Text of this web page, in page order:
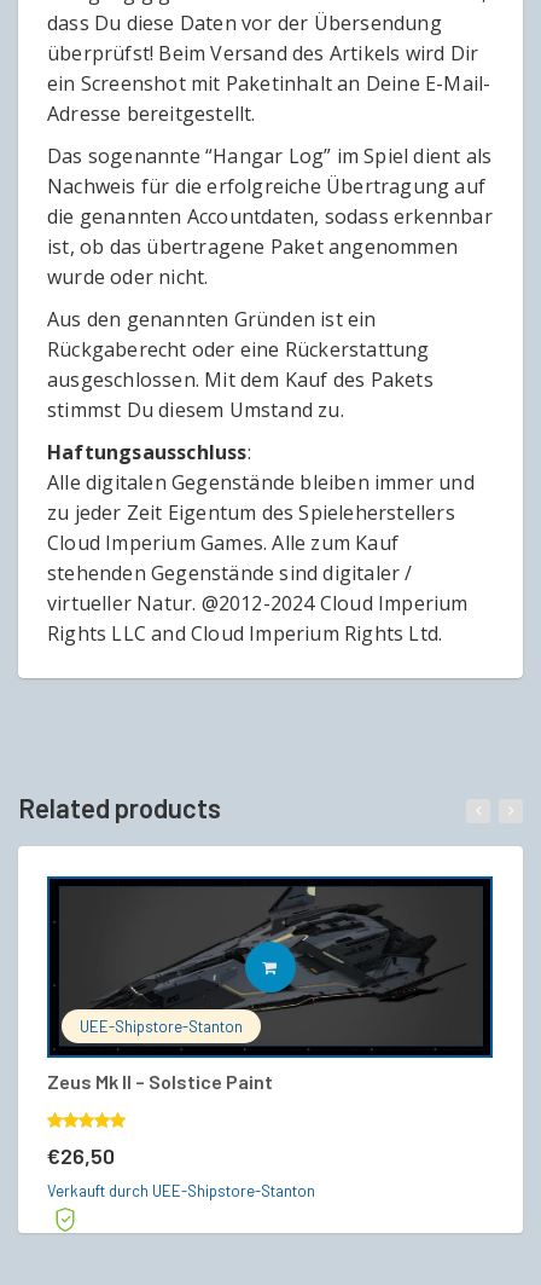
dass Du diese Daten vor der Übersendung
überprüfst! Beim Versand des Artikels wird Dir
ein Screenshot mit Paketinhalt an Deine E-Mail-
Adresse bereitgestellt.
Das sogenannte “Hangar Log” im Spiel dient als
Nachweis für die erfolgreiche Übertragung auf
die genannten Accountdaten, sodass erkennbar
ist, ob das übertragene Paket angenommen
wurde oder nicht.
Aus den genannten Gründen ist ein
Rückgaberecht oder eine Rückerstattung
ausgeschlossen. Mit dem Kauf des Pakets
stimmst Du diesem Umstand zu.
Haftungsausschluss:
Alle digitalen Gegenstände bleiben immer und
zu jeder Zeit Eigentum des Spieleherstellers
Cloud Imperium Games. Alle zum Kauf
stehenden Gegenstände sind digitaler /
virtueller Natur. @2012-2024 Cloud Imperium
Rights LLC and Cloud Imperium Rights Ltd.
Related products
UEE-Shipstore-Stanton
Zeus Mk II – Solstice Paint
mit5.00
€26,50
IN DEN WARENKORB
Verkauft durch UEE-Shipstore-Stanton